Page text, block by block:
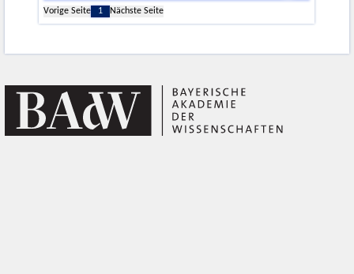
Vorige Seite
1 Nächste Seite